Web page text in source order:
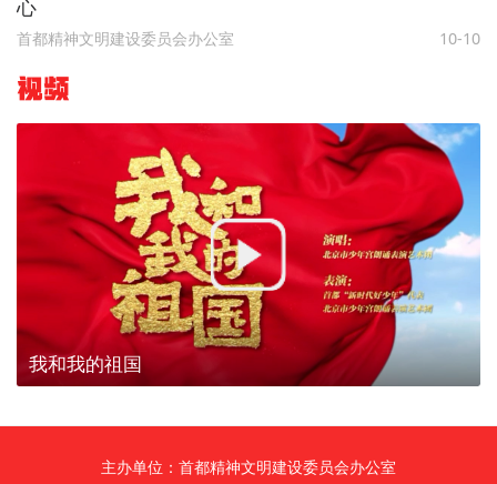
心
首都精神文明建设委员会办公室 10-10
视频
我和我的祖国
主办单位：首都精神文明建设委员会办公室